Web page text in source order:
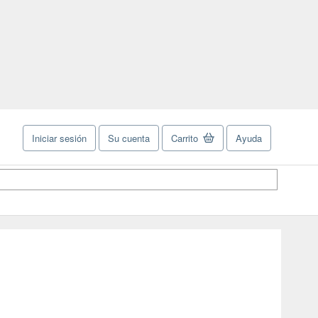
Iniciar sesión Su cuenta Carrito Ayuda